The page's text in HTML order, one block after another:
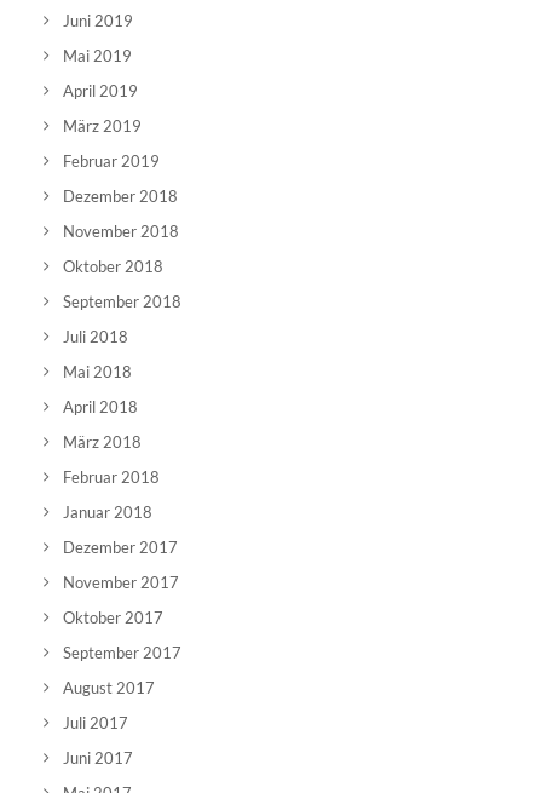
Juni 2019
Mai 2019
April 2019
März 2019
Februar 2019
Dezember 2018
November 2018
Oktober 2018
September 2018
Juli 2018
Mai 2018
April 2018
März 2018
Februar 2018
Januar 2018
Dezember 2017
November 2017
Oktober 2017
September 2017
August 2017
Juli 2017
Juni 2017